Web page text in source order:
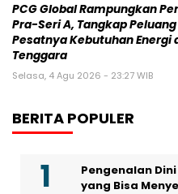
PCG Global Rampungkan
Pra-Seri A, Tangkap
Pesatnya Kebutuhan Energi
Tenggara
Selasa, 4 Agu 2026 - 23:27 WIB
BERITA POPULER
Pengenalan
yang Bisa